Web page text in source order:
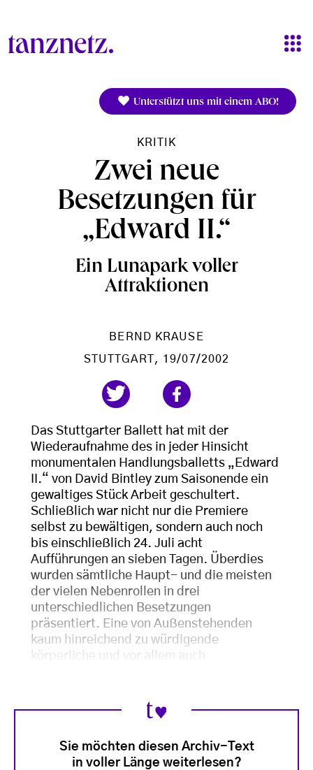
Unterstützt uns mit einem ABO!
KRITIK
Zwei neue
Besetzungen für
„Edward II.“
Ein Lunapark voller
Attraktionen
BERND KRAUSE
STUTTGART
, 19/07/2002
Das Stuttgarter Ballett hat mit der
Wiederaufnahme des in jeder Hinsicht
monumentalen Handlungsballetts „Edward
II.“ von David Bintley zum Saisonende ein
gewaltiges Stück Arbeit geschultert.
Schließlich war nicht nur die Premiere
selbst zu bewältigen, sondern auch noch
bis einschließlich 24. Juli acht
Aufführungen an sieben Tagen. Überdies
wurden sämtliche Haupt- und die meisten
der vielen Nebenrollen in drei
unterschiedlichen Besetzungen
präsentiert. Eine von Außenstehenden
kaum hinreichend zu würdigende
körperliche und vor allem auch
Sie möchten diesen Archiv-Text
in voller Länge weiterlesen?